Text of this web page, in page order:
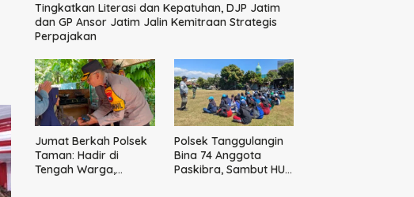
Tingkatkan Literasi dan Kepatuhan, DJP Jatim
dan GP Ansor Jatim Jalin Kemitraan Strategis
Perpajakan
Jumat Berkah Polsek
Taman: Hadir di
Tengah Warga,
Polsek Tanggulangin
Bina 74 Anggota
Paskibra, Sambut HUT